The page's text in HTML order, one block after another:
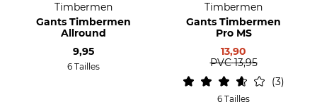
Timbermen
Gants Timbermen
Allround
9,95
6 Tailles
Timbermen
Gants Timbermen
Pro MS
13,90
PVC 13,95
3
6 Tailles